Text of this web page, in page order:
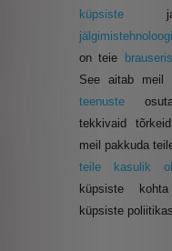
küpsiste
on teie
brauseris
See aitab meil
teenuste
tekkivaid
meil pakkuda
teile kasulik
küpsiste
küpsiste